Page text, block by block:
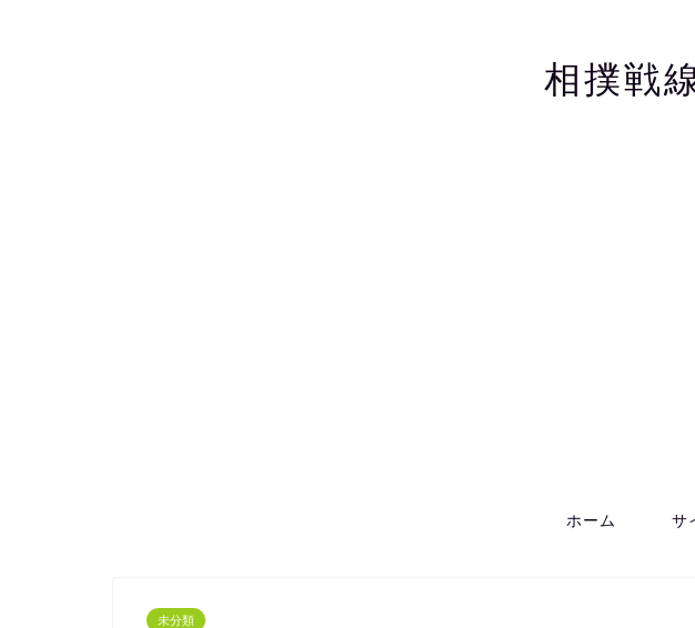
相撲戦
ホーム サ
未分類